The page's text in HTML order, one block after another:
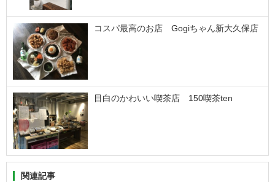
コスパ最高のお店 Gogiちゃん新大久保店
目白のかわいい喫茶店 150喫茶ten
関連記事